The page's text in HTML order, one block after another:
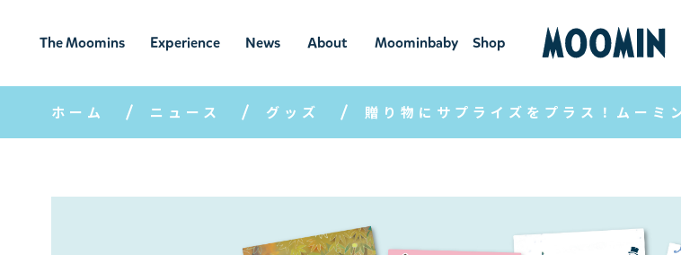
The Moomins
ムーミンの
世界
Experience
ムーミンの世
界を楽しむ
News
ニュ
ース
About
ムーミン
について
Moominbaby
ムーミンベ
ビー
Shop
ショ
ップ
ホーム ニュース グッズ 贈り物にサプライズをプラス！ムーミ